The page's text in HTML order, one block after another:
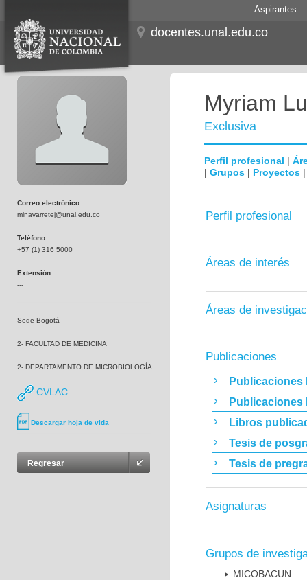
Aspirantes
docentes.unal.edu.co
Correo electrónico:
mlnavarretej@unal.edu.co
Teléfono:
+57 (1) 316 5000
Extensión:
---
Sede Bogotá
2- FACULTAD DE MEDICINA
2- DEPARTAMENTO DE MICROBIOLOGÍA
CVLAC
Descargar hoja de vida
Regresar
Myriam
Exclusiva
Perfil profesional |
| Grupos | Proyectos
Perfil profesional
Áreas de interés
Áreas de
Publicaciones
Publicaciones
Publicaciones
Libros
Tesis de
Tesis de
Asignaturas
Grupos de
MICOBAC­UN